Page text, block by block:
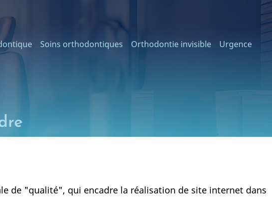
Soins orthodontiques Orthodontie invisible
Urgence
de "qualité", qui encadre la réalisation de site internet dans